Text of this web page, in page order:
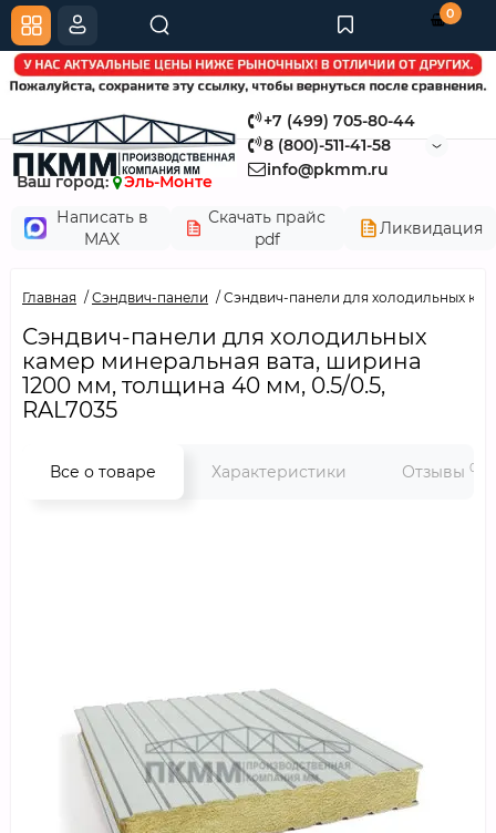
+7 (499) 705-80-44
8 (800)-511-41-58
info@pkmm.ru
Ваш город:
Эль-Монте
Написать в
MAX
Скачать прайс
pdf
Ликвидация
0
Главная Сэндвич-панели Сэндвич-панели для холодильных
Сэндвич-панели для холодильных
камер минеральная вата, ширина
1200 мм, толщина 40 мм, 0.5/0.5,
RAL7035
Все о товаре Характеристики Отзывы 0